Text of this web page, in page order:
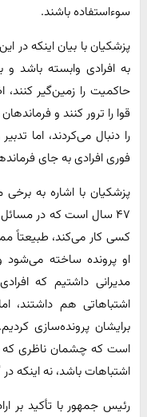
سوءاستفاده باشند.
پزشکیان با بیان اینکه
به افرادی وابسته باشد و
حاکمیت را زمین‌گیر
قوا را ترور کنند و
را دنبال می‌کردند، اما
فوری افرادی به جای
پزشکیان با اشاره به
۴۷ سال است که در
کسی کار می‌کند، طبیعتاً
او پرونده ساخته می‌شود
مدیرانی داشتیم که
اشتباهاتی هم داشتند،
برایشان پرونده‌سازی
است که چشمان ناظری که
اشتباهات باشد، نه اینکه در
رئیس جمهور با تأکید بر